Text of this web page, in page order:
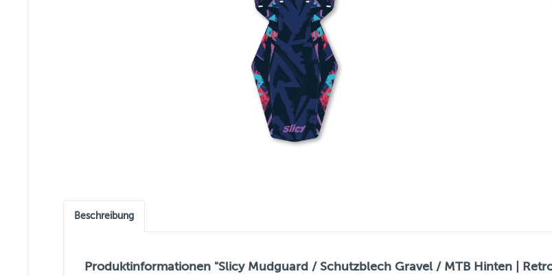
Beschreibung
Produktinformationen "Slicy Mudguard / Schutzblech Gravel / MTB Hinten |